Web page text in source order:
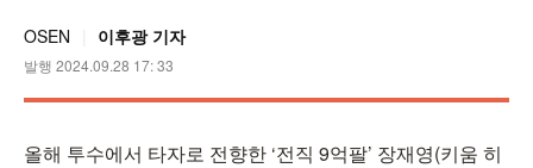
OSEN 이후광 기자
발행 2024.09.28 17: 33
올해 투수에서 타자로 전향한 ‘전직 9억팔’ 장재영(키움 히